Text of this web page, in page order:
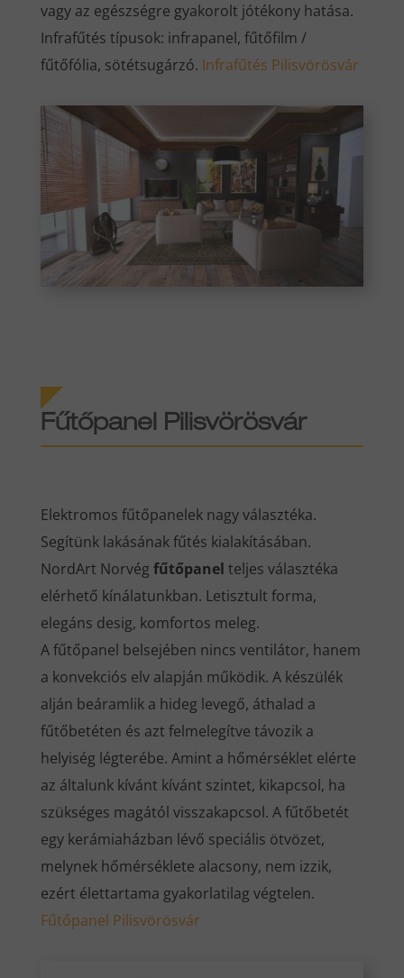
vagy az egészségre gyakorolt jótékony hatása.
Infrafűtés típusok: infrapanel, fűtőfilm /
fűtőfólia, sötétsugárzó. Infrafűtés Pilisvörösvár
Fűtőpanel Pilisvörösvár
Elektromos fűtőpanelek nagy választéka.
Segítünk lakásának fűtés kialakításában.
NordArt Norvég fűtőpanel teljes választéka
elérhető kínálatunkban. Letisztult forma,
elegáns desig, komfortos meleg.
A fűtőpanel belsejében nincs ventilátor, hanem
a konvekciós elv alapján működik. A készülék
alján beáramlik a hideg levegő, áthalad a
fűtőbetéten és azt felmelegítve távozik a
helyiség légterébe. Amint a hőmérséklet elérte
az általunk kívánt kívánt szintet, kikapcsol, ha
szükséges magától visszakapcsol. A fűtőbetét
egy kerámiaházban lévő speciális ötvözet,
melynek hőmérséklete alacsony, nem izzik,
ezért élettartama gyakorlatilag végtelen.
Fűtőpanel Pilisvörösvár